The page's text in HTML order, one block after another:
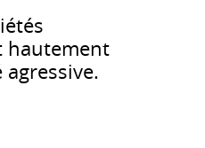
hautement